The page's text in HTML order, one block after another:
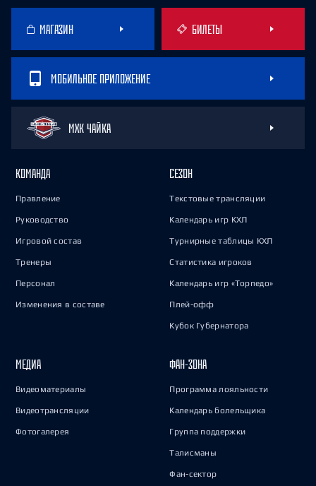
МАГАЗИН БИЛЕТЫ
МОБИЛЬНОЕ ПРИЛОЖЕНИЕ
МХК ЧАЙКА
КОМАНДА
Правление
Руководство
Игровой состав
Тренеры
Персонал
Изменения в составе
СЕЗОН
Текстовые трансляции
Календарь игр КХЛ
Турнирные таблицы КХЛ
Статистика игроков
Календарь игр «Торпедо»
Плей-офф
Кубок Губернатора
МЕДИА
Видеоматериалы
Видеотрансляции
Фотогалерея
ФАН-ЗОНА
Программа лояльности
Календарь болельщика
Группа поддержки
Талисманы
Фан-сектор